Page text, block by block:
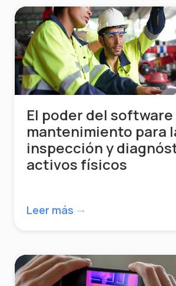
El poder del software
mantenimiento para
inspección y
activos físicos
Leer más trending_flat